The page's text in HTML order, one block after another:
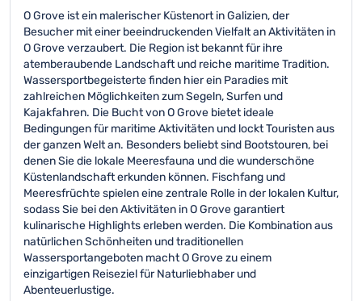
O Grove ist ein malerischer Küstenort in Galizien, der
Besucher mit einer beeindruckenden Vielfalt an Aktivitäten in
O Grove verzaubert. Die Region ist bekannt für ihre
atemberaubende Landschaft und reiche maritime Tradition.
Wassersportbegeisterte finden hier ein Paradies mit
zahlreichen Möglichkeiten zum Segeln, Surfen und
Kajakfahren. Die Bucht von O Grove bietet ideale
Bedingungen für maritime Aktivitäten und lockt Touristen aus
der ganzen Welt an. Besonders beliebt sind Bootstouren, bei
denen Sie die lokale Meeresfauna und die wunderschöne
Küstenlandschaft erkunden können. Fischfang und
Meeresfrüchte spielen eine zentrale Rolle in der lokalen Kultur,
sodass Sie bei den Aktivitäten in O Grove garantiert
kulinarische Highlights erleben werden. Die Kombination aus
natürlichen Schönheiten und traditionellen
Wassersportangeboten macht O Grove zu einem
einzigartigen Reiseziel für Naturliebhaber und
Abenteuerlustige.